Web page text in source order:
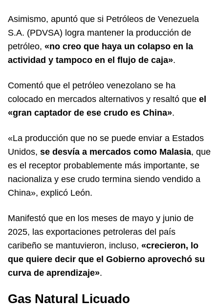
Asimismo, apuntó que si Petróleos de Venezuela
S.A. (PDVSA) logra mantener la producción de
petróleo, «no creo que haya un colapso en la
actividad y tampoco en el flujo de caja».
Comentó que el petróleo venezolano se ha
colocado en mercados alternativos y resaltó que el
«gran captador de ese crudo es China».
«La producción que no se puede enviar a Estados
Unidos, se desvía a mercados como Malasia, que
es el receptor probablemente más importante, se
nacionaliza y ese crudo termina siendo vendido a
China», explicó León.
Manifestó que en los meses de mayo y junio de
2025, las exportaciones petroleras del país
caribeño se mantuvieron, incluso, «crecieron, lo
que quiere decir que el Gobierno aprovechó su
curva de aprendizaje».
Gas Natural Licuado